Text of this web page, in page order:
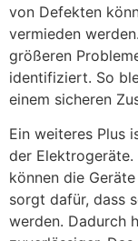
von Defekten
vermieden
größeren
identifiziert. So
einem sicheren
Ein weiteres Plus
der Elektrogeräte.
können die
sorgt dafür, dass
werden. Dadurch